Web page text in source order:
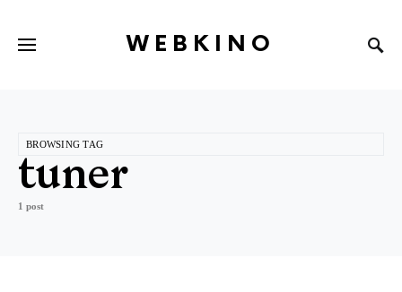
WEBKINO
BROWSING TAG
tuner
1 post